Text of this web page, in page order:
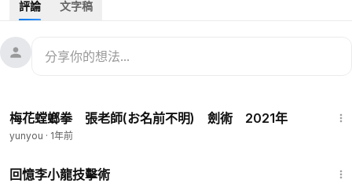
です。
原題：「鸳鸯剑」
評論 文字稿
梅花螳螂拳 張老師(お名前不明) 劍術 2021年
yunyou · 1年前
回憶李小龍技擊術